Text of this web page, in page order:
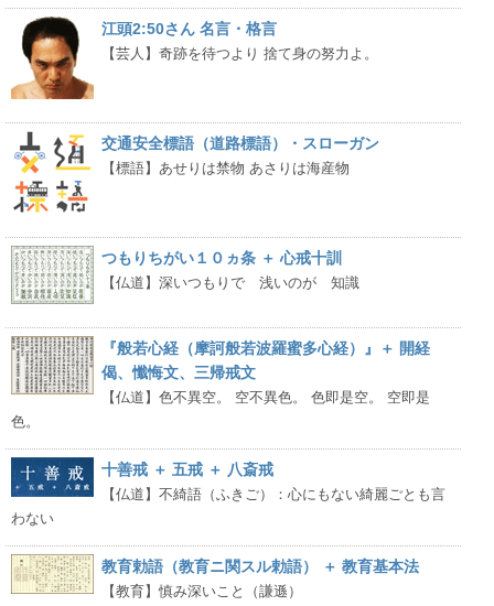
江頭2:50さん 名言・格言
【芸人】奇跡を待つより 捨て身の努力よ。
交通安全標語（道路標語）・スローガン
【標語】あせりは禁物 あさりは海産物
つもりちがい１０ヵ条 ＋ 心戒十訓
【仏道】深いつもりで 浅いのが 知識
『般若心経（摩訶般若波羅蜜多心経）』＋ 開経
偈、懺悔文、三帰戒文
【仏道】色不異空。 空不異色。 色即是空。 空即是
色。
十善戒 ＋ 五戒 ＋ 八斎戒
【仏道】不綺語（ふきご）：心にもない綺麗ごとも言
わない
教育勅語（教育ニ関スル勅語） ＋ 教育基本法
【教育】慎み深いこと（謙遜）